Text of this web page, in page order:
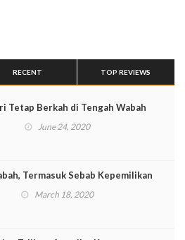
RECENT TOP REVIEWS
Tetap Berkah di Tengah Wabah
June 24, 2020
Termasuk Sebab Kepemilikan
March 18, 2020